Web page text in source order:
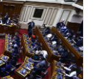
el proyecto
de Ley